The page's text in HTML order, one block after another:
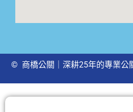
© 商橋公關｜深耕25年的專業公